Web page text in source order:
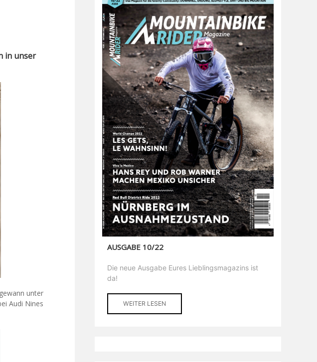
in unser
unter
Audi Nines
AUSGABE 10/22
Die neue Ausgabe Eures Lieblingsmagazins ist
da!
WEITER LESEN